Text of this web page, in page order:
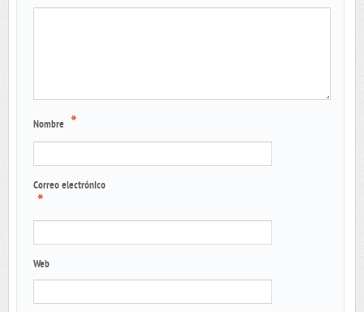
Nombre *
Correo electrónico
*
Web